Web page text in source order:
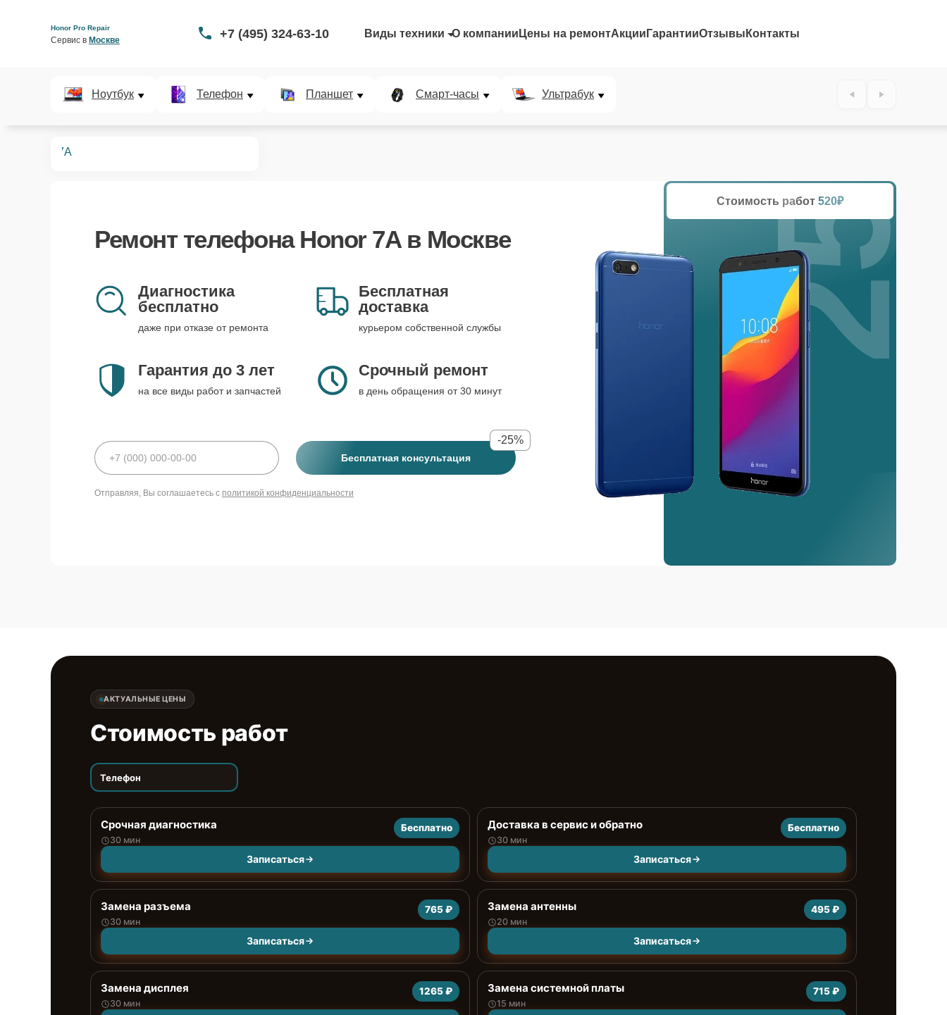
Honor Pro Repair
Сервис в Москве +7 (495) 324-63-10 Виды техники О компании Цены на ремонтАкции ГарантииОтзывы Контакты
Ноутбук Телефон Планшет Смарт-часы Ультрабук
7A
Ремонт телефона Honor 7Aв Москве
Диагностика
бесплатно
даже при отказе от ремонта
Бесплатная
доставка
курьером собственной службы
Гарантия до 3 лет
на все виды работ и запчастей
Срочный ремонт
в день обращения от 30 минут
Бесплатная консультация
-25%
Отправляя, Вы соглашаетесь с политикой конфиденциальности
Стоимость работ 520₽
25%
АКТУАЛЬНЫЕ ЦЕНЫ
Стоимость работ
Телефон
Срочная диагностика
30 мин
Бесплатно
Записаться
Доставка в сервис и обратно
30 мин
Бесплатно
Записаться
Замена разъема
30 мин
765 ₽
Записаться
Замена антенны
20 мин
495 ₽
Записаться
Замена дисплея
30 мин
1265 ₽ Замена системной платы
15 мин
715 ₽